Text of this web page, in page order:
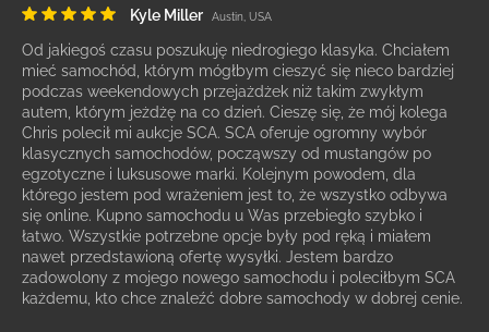
Kyle Miller Austin, USA
Od jakiegoś czasu poszukuję niedrogiego klasyka. Chciałem
mieć samochód, którym mógłbym cieszyć się nieco bardziej
podczas weekendowych przejażdżek niż takim zwykłym
autem, którym jeżdżę na co dzień. Cieszę się, że mój kolega
Chris polecił mi aukcje SCA. SCA oferuje ogromny wybór
klasycznych samochodów, począwszy od mustangów po
egzotyczne i luksusowe marki. Kolejnym powodem, dla
którego jestem pod wrażeniem jest to, że wszystko odbywa
się online. Kupno samochodu u Was przebiegło szybko i
łatwo. Wszystkie potrzebne opcje były pod ręką i miałem
nawet przedstawioną ofertę wysyłki. Jestem bardzo
zadowolony z mojego nowego samochodu i poleciłbym SCA
każdemu, kto chce znaleźć dobre samochody w dobrej cenie.